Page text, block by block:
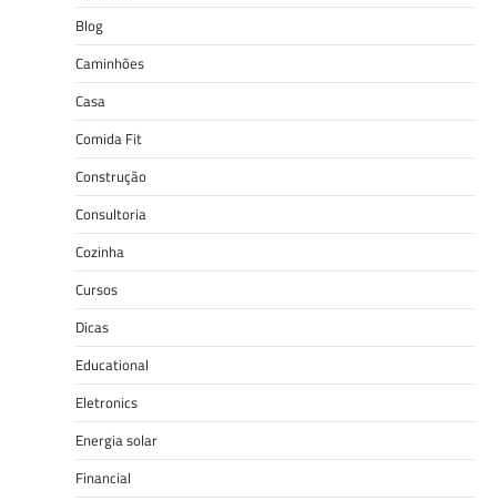
Blog
Caminhões
Casa
Comida Fit
Construção
Consultoria
Cozinha
Cursos
Dicas
Educational
Eletronics
Energia solar
Financial